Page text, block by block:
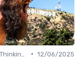
• 12/06/2025